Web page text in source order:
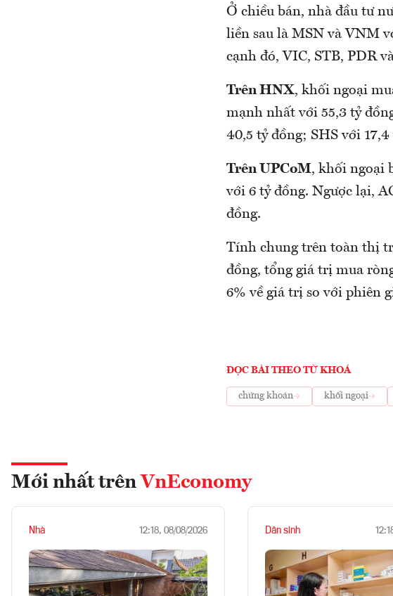
Ở chiều bán, nhà đầu tư
liền sau là MSN và VNM
cạnh đó, VIC, STB, PDR
Trên HNX, khối ngoại
mạnh nhất với 55,3 tỷ
40,5 tỷ đồng; SHS với
Trên UPCoM, khối ngoại
với 6 tỷ đồng. Ngược lại,
đồng.
Tính chung trên toàn thị
đồng, tổng giá trị mua
6% về giá trị so với phiên
ĐỌC BÀI THEO TỪ KHOÁ
chứng khoán khối ngoại
Mới nhất trên VnEconomy
Nhà 12:18, 08/08/2026 Dân sinh